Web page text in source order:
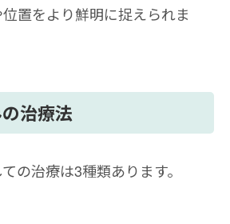
置をより鮮明に捉えられま
治療法
の治療は3種類あります。